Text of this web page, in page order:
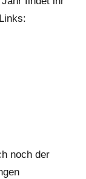
noch der